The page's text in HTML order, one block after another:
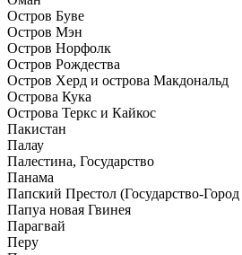
Остров Буве
Остров Мэн
Остров Норфолк
Остров Рождества
Остров Херд и острова Макдональд
Острова Кука
Острова Теркс и Кайкос
Пакистан
Палау
Палестина, Государство
Панама
Папский Престол (Государство-
Папуа новая Гвинея
Парагвай
Перу